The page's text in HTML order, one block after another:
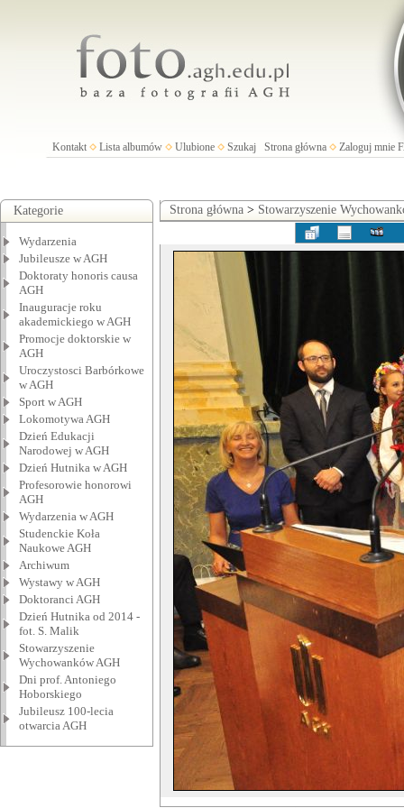
Kontakt Lista albumów Ulubione Szukaj Strona główna Zaloguj mnie
Kategorie
Wydarzenia
Jubileusze w AGH
Doktoraty honoris causa
AGH
Inauguracje roku
akademickiego w AGH
Promocje doktorskie w
AGH
Uroczystosci Barbórkowe
w AGH
Sport w AGH
Lokomotywa AGH
Dzień Edukacji
Narodowej w AGH
Dzień Hutnika w AGH
Profesorowie honorowi
AGH
Wydarzenia w AGH
Studenckie Koła
Naukowe AGH
Archiwum
Wystawy w AGH
Doktoranci AGH
Dzień Hutnika od 2014 -
fot. S. Malik
Stowarzyszenie
Wychowanków AGH
Dni prof. Antoniego
Hoborskiego
Jubileusz 100-lecia
otwarcia AGH
Strona główna > Stowarzyszenie